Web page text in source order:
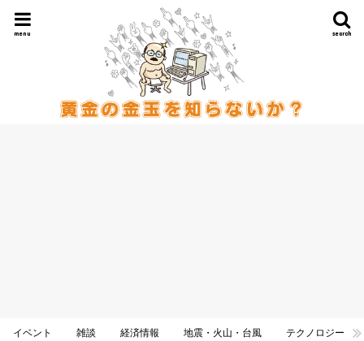
search
menu
イベント 雑談 経済情報 地震・火山・台風 テクノロジー